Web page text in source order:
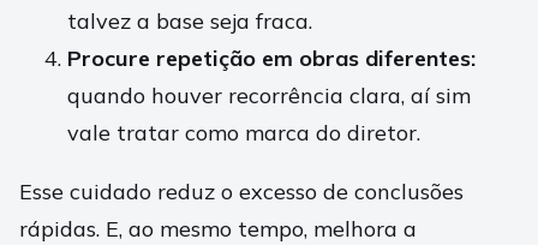
talvez a base seja fraca.
Procure repetição em obras diferentes:
quando houver recorrência clara, aí sim
vale tratar como marca do diretor.
Esse cuidado reduz o excesso de conclusões
rápidas. E, ao mesmo tempo, melhora a